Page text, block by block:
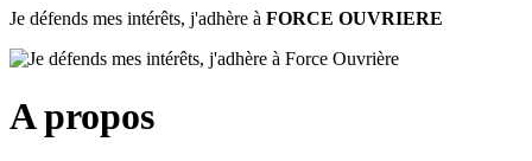
Je défends mes intérêts, j'adhère à FORCE OUVRIERE
A propos